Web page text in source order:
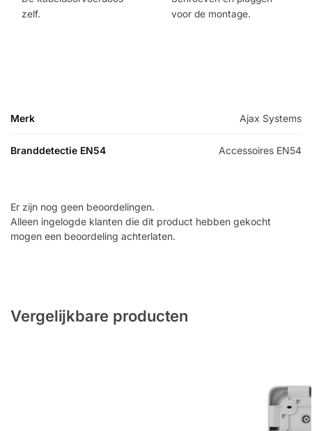
zelf.
voor de montage.
Merk Ajax Systems
Branddetectie EN54 Accessoires EN54
Er zijn nog geen beoordelingen.
Alleen ingelogde klanten die dit product hebben gekocht
mogen een beoordeling achterlaten.
Vergelijkbare producten